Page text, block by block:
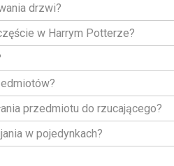
drzwi?
w Harrym Potterze?
przedmiotu do rzucającego?
w pojedynkach?